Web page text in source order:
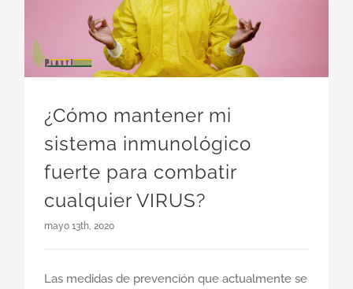
¿Cómo mantener mi
sistema inmunológico
fuerte para combatir
cualquier VIRUS?
mayo 13th, 2020
Las medidas de prevención que actualmente se